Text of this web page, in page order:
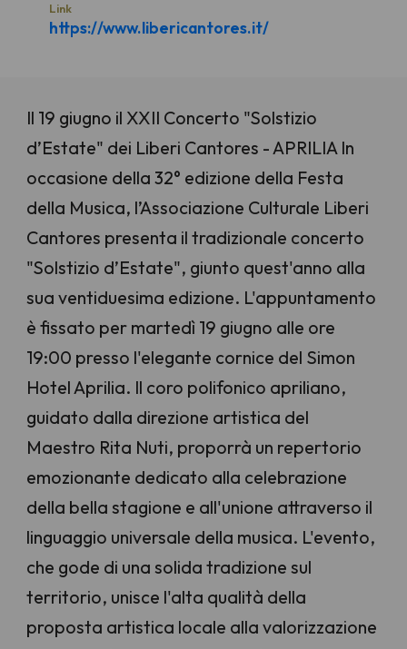
Link
https://www.libericantores.it/
Il 19 giugno il XXII Concerto "Solstizio
d’Estate" dei Liberi Cantores - APRILIA In
occasione della 32° edizione della Festa
della Musica, l’Associazione Culturale Liberi
Cantores presenta il tradizionale concerto
"Solstizio d’Estate", giunto quest'anno alla
sua ventiduesima edizione. L'appuntamento
è fissato per martedì 19 giugno alle ore
19:00 presso l'elegante cornice del Simon
Hotel Aprilia. Il coro polifonico apriliano,
guidato dalla direzione artistica del
Maestro Rita Nuti, proporrà un repertorio
emozionante dedicato alla celebrazione
della bella stagione e all'unione attraverso il
linguaggio universale della musica. L'evento,
che gode di una solida tradizione sul
territorio, unisce l'alta qualità della
proposta artistica locale alla valorizzazione